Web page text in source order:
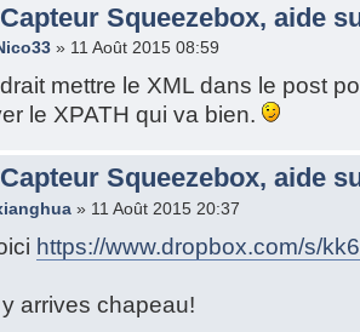
Squeezebox, aide
» 11 Août 2015 08:59
mettre le XML dans le post
le XPATH qui va bien.
Squeezebox, aide
» 11 Août 2015 20:37
https://www.dropbox.com/s/
arrives chapeau!